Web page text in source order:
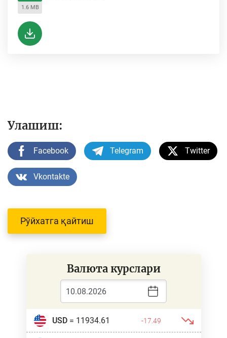
1.6 MB
Улашиш:
Facebook Telegram Twitter
Vkontakte
Рўйхатга қайтиш
Валюта курслари
USD= 11934.61 -17.49